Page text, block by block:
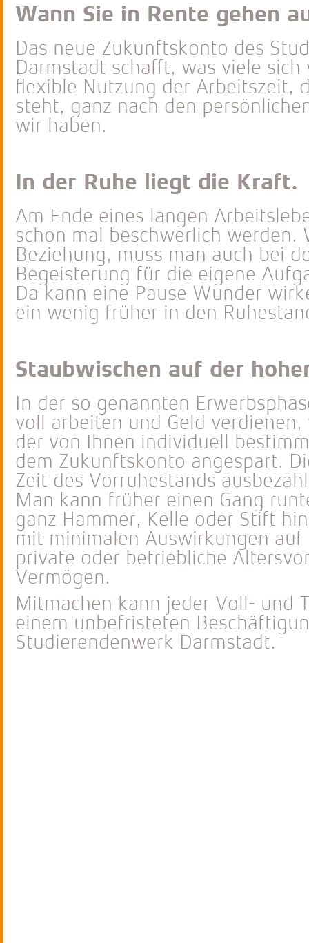
Wann Sie in Rente gehen
Das neue Zukunftskonto des
Darmstadt schafft, was viele sich
flexible Nutzung der Arbeitszeit,
steht, ganz nach den
wir haben.
In der Ruhe liegt die Kraft.
Am Ende eines langen
schon mal beschwerlich werden.
Beziehung, muss man auch bei
Begeisterung für die eigene
Da kann eine Pause Wunder
ein wenig früher in den
Staubwischen auf der
In der so genannten
voll arbeiten und Geld
der von Ihnen individuell
dem Zukunftskonto angespart.
Zeit des Vorruhestands
Man kann früher einen Gang
ganz Hammer, Kelle oder Stift
mit minimalen Auswirkungen auf
private oder betriebliche
Vermögen.
Mitmachen kann jeder Voll- und
einem unbefristeten
Studierendenwerk Darmstadt.